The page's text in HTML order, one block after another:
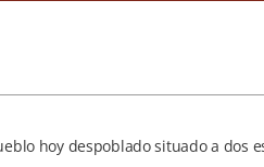
hoy despoblado situado a dos